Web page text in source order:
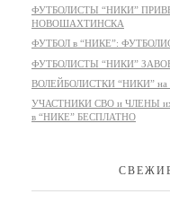
ФУТБОЛИСТЫ “НИКИ”
НОВОШАХТИНСКА
ФУТБОЛ в “НИКЕ”:
ФУТБОЛИСТЫ “НИКИ”
ВОЛЕЙБОЛИСТКИ “НИКИ”
УЧАСТНИКИ СВО и ЧЛЕНЫ
в “НИКЕ” БЕСПЛАТНО